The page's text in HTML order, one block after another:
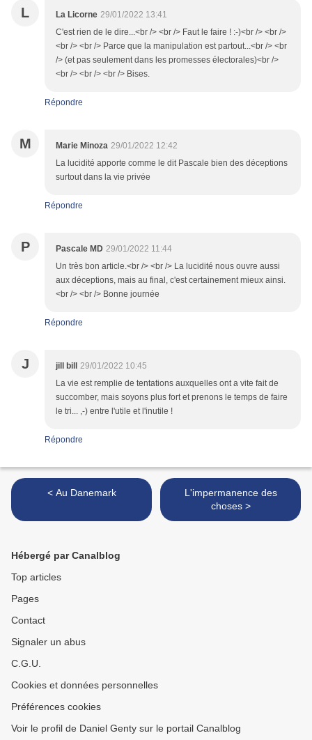
L La Licorne 29/01/2022 13:41
C'est rien de le dire...<br /> <br /> Faut le faire ! :-)<br /> <br />
<br /> <br /> Parce que la manipulation est partout...<br /> <br
/> (et pas seulement dans les promesses électorales)<br />
<br /> <br /> <br /> Bises.
Répondre
M Marie Minoza 29/01/2022 12:42
La lucidité apporte comme le dit Pascale bien des déceptions
surtout dans la vie privée
Répondre
P Pascale MD 29/01/2022 11:44
Un très bon article.<br /> <br /> La lucidité nous ouvre aussi
aux déceptions, mais au final, c'est certainement mieux ainsi.
<br /> <br /> Bonne journée
Répondre
J jill bill
29/01/2022 10:45
La vie est remplie de tentations auxquelles ont a vite fait de
succomber, mais soyons plus fort et prenons le temps de faire
le tri... ,-) entre l'utile et l'inutile !
Répondre
< Au Danemark
L'impermanence des
choses >
Hébergé par Canalblog
Top articles
Pages
Contact
Signaler un abus
C.G.U.
Cookies et données personnelles
Préférences cookies
Voir le profil de Daniel Genty sur le portail Canalblog